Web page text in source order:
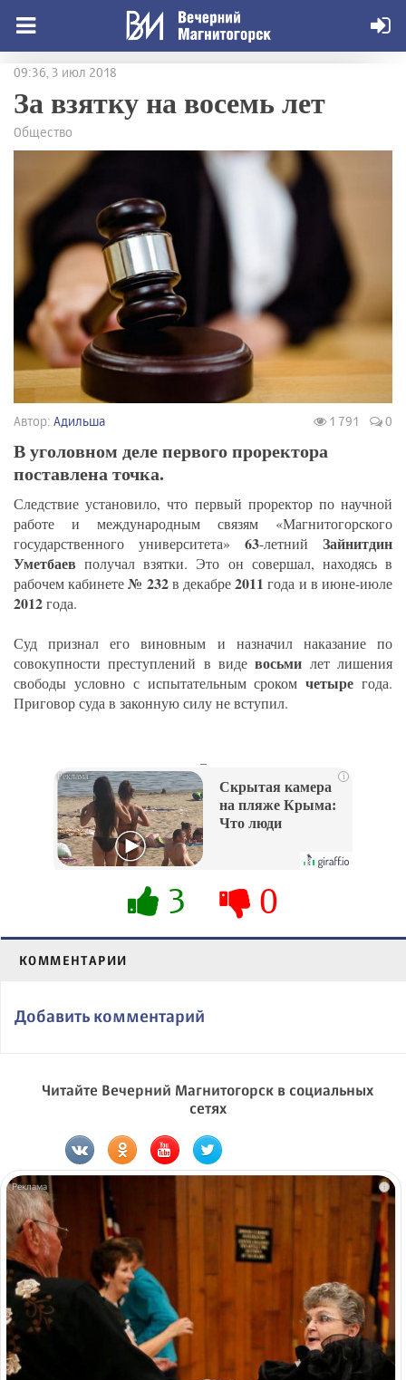
09:36, 3 июл 2018
За взятку на восемь лет
Общество
Автор: Адильша 1 791 0
В уголовном деле первого проректора
поставлена точка.
Следствие установило, что первый проректор по научной
работе и международным связям «Магнитогорского
государственного университета» 63-летний Зайнитдин
Уметбаев получал взятки. Это он совершал, находясь в
рабочем кабинете№ 232в декабре2011 года и в июне-июле
2012года.
Суд признал его виновным и назначил наказание по
совокупности преступлений в видевосьми лет лишения
свободы условно с испытательным срокомчетыре года.
Приговор суда в законную силу не вступил.
i
Скрытая камера
на пляже Крыма:
Что люди
их не видят...
3 0
КОММЕНТАРИИ
Добавить комментарий
Читайте Вечерний Магнитогорск в социальных
сетях
i